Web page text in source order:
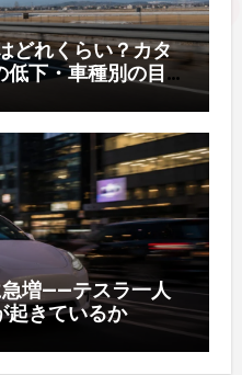
どれくらい？カタ
下・車種別の目
増——テスラ一人
起きているか